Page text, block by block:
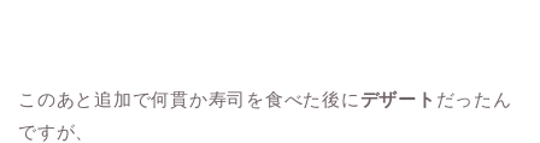
このあと追加で何貫か寿司を食べた後にデザート だったん
ですが、